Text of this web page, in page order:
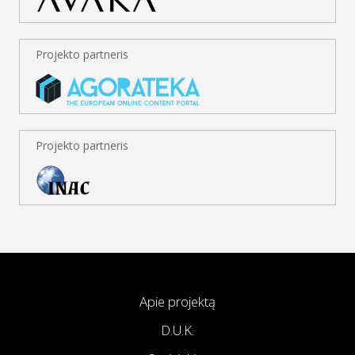
Projekto partneris
Projekto partneris
Apie projektą
D.U.K.